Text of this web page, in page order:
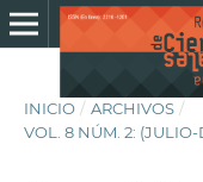
INICIO / ARCHIVOS /
VOL. 8 NÚM. 2: